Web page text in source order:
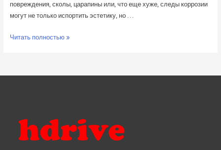
повреждения, сколы, царапины или, что еще хуже, следы коррозии
могут не только испортить эстетику, но …
Кузовной
геометрии
Читать полностью »